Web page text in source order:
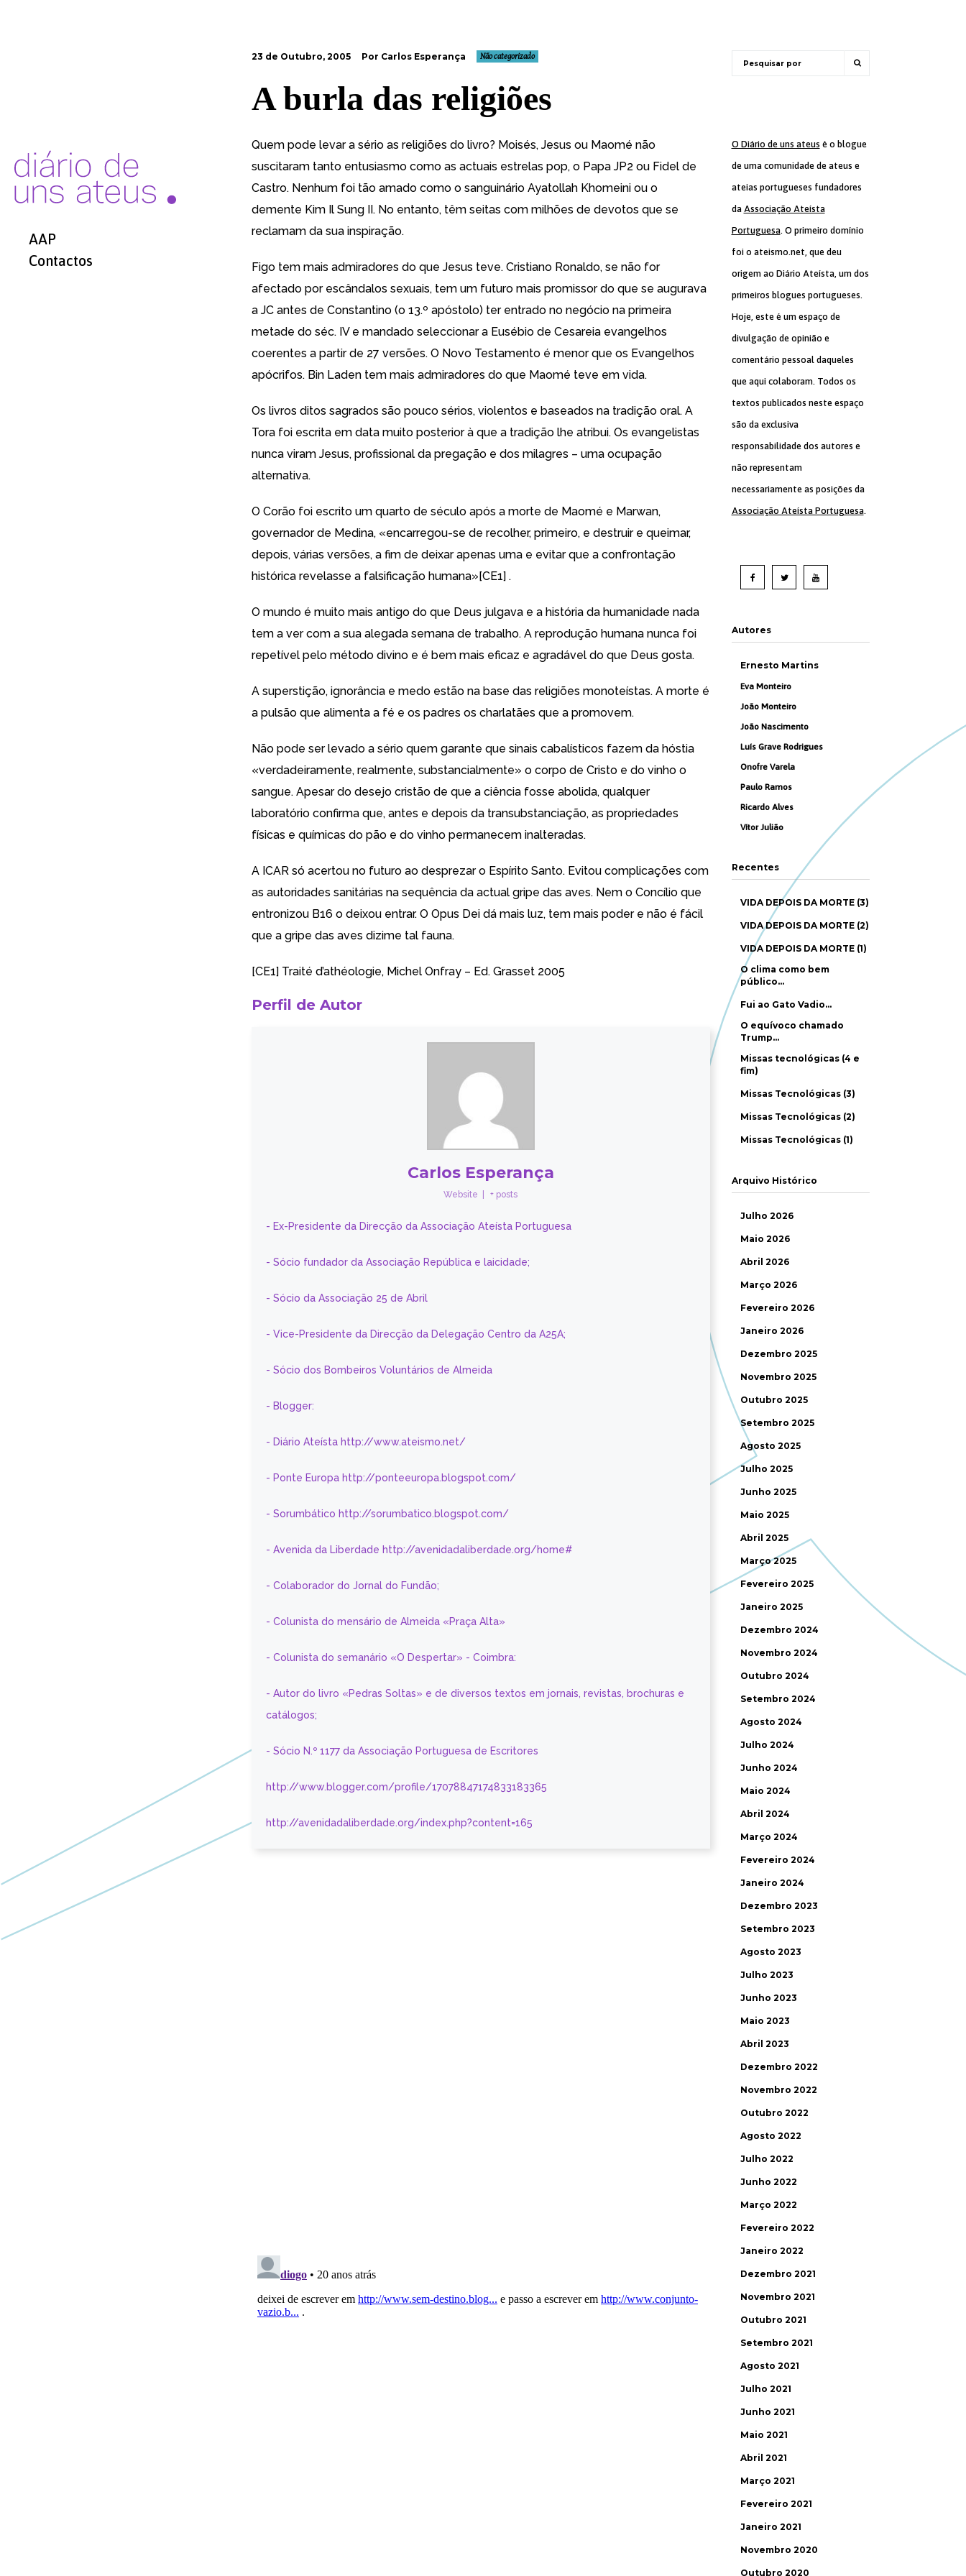
AAP
Contactos
23 de Outubro, 2005 Por Carlos Esperança Não categorizado
A burla das religiões
Quem pode levar a sério as religiões do livro? Moisés, Jesus ou Maomé não
suscitaram tanto entusiasmo como as actuais estrelas pop, o Papa JP2 ou Fidel de
Castro. Nenhum foi tão amado como o sanguinário Ayatollah Khomeini ou o
demente Kim Il Sung II. No entanto, têm seitas com milhões de devotos que se
reclamam da sua inspiração.
Figo tem mais admiradores do que Jesus teve. Cristiano Ronaldo, se não for
afectado por escândalos sexuais, tem um futuro mais promissor do que se augurava
a JC antes de Constantino (o 13.º apóstolo) ter entrado no negócio na primeira
metade do séc. IV e mandado seleccionar a Eusébio de Cesareia evangelhos
coerentes a partir de 27 versões. O Novo Testamento é menor que os Evangelhos
apócrifos. Bin Laden tem mais admiradores do que Maomé teve em vida.
Os livros ditos sagrados são pouco sérios, violentos e baseados na tradição oral. A
Tora foi escrita em data muito posterior à que a tradição lhe atribui. Os evangelistas
nunca viram Jesus, profissional da pregação e dos milagres – uma ocupação
alternativa.
O Corão foi escrito um quarto de século após a morte de Maomé e Marwan,
governador de Medina, «encarregou-se de recolher, primeiro, e destruir e queimar,
depois, várias versões, a fim de deixar apenas uma e evitar que a confrontação
histórica revelasse a falsificação humana»[CE1] .
O mundo é muito mais antigo do que Deus julgava e a história da humanidade nada
tem a ver com a sua alegada semana de trabalho. A reprodução humana nunca foi
repetível pelo método divino e é bem mais eficaz e agradável do que Deus gosta.
A superstição, ignorância e medo estão na base das religiões monoteístas. A morte é
a pulsão que alimenta a fé e os padres os charlatães que a promovem.
Não pode ser levado a sério quem garante que sinais cabalísticos fazem da hóstia
«verdadeiramente, realmente, substancialmente» o corpo de Cristo e do vinho o
sangue. Apesar do desejo cristão de que a ciência fosse abolida, qualquer
laboratório confirma que, antes e depois da transubstanciação, as propriedades
físicas e químicas do pão e do vinho permanecem inalteradas.
A ICAR só acertou no futuro ao desprezar o Espírito Santo. Evitou complicações com
as autoridades sanitárias na sequência da actual gripe das aves. Nem o Concílio que
entronizou B16 o deixou entrar. O Opus Dei dá mais luz, tem mais poder e não é fácil
que a gripe das aves dizime tal fauna.
[CE1] Traité d’athéologie, Michel Onfray – Ed. Grasset 2005
Perfil de Autor
Carlos Esperança
Website + posts
- Ex-Presidente da Direcção da Associação Ateísta Portuguesa
- Sócio fundador da Associação República e laicidade;
- Sócio da Associação 25 de Abril
- Vice-Presidente da Direcção da Delegação Centro da A25A;
- Sócio dos Bombeiros Voluntários de Almeida
- Blogger:
- Diário Ateísta http://www.ateismo.net/
- Ponte Europa http://ponteeuropa.blogspot.com/
- Sorumbático http://sorumbatico.blogspot.com/
- Avenida da Liberdade http://avenidadaliberdade.org/home#
- Colaborador do Jornal do Fundão;
- Colunista do mensário de Almeida «Praça Alta»
- Colunista do semanário «O Despertar» - Coimbra:
- Autor do livro «Pedras Soltas» e de diversos textos em jornais, revistas, brochuras e
catálogos;
- Sócio N.º 1177 da Associação Portuguesa de Escritores
http://www.blogger.com/profile/17078847174833183365
http://avenidadaliberdade.org/index.php?content=165
O Diário de uns ateus é o blogue
de uma comunidade de ateus e
ateias portugueses fundadores
da Associação Ateísta
Portuguesa. O primeiro domínio
foi o ateismo.net, que deu
origem ao Diário Ateísta, um dos
primeiros blogues portugueses.
Hoje, este é um espaço de
divulgação de opinião e
comentário pessoal daqueles
que aqui colaboram. Todos os
textos publicados neste espaço
são da exclusiva
responsabilidade dos autores e
não representam
necessariamente as posições da
Associação Ateísta Portuguesa.
Autores
Ernesto Martins
Eva Monteiro
João Monteiro
João Nascimento
Luís Grave Rodrigues
Onofre Varela
Paulo Ramos
Ricardo Alves
Vítor Julião
Recentes
VIDA DEPOIS DA MORTE (3)
VIDA DEPOIS DA MORTE (2)
VIDA DEPOIS DA MORTE (1)
O clima como bem
público…
Fui ao Gato Vadio…
O equívoco chamado
Trump…
Missas tecnológicas (4 e
fim)
Missas Tecnológicas (3)
Missas Tecnológicas (2)
Missas Tecnológicas (1)
Arquivo Histórico
Julho 2026
Maio 2026
Abril 2026
Março 2026
Fevereiro 2026
Janeiro 2026
Dezembro 2025
Novembro 2025
Outubro 2025
Setembro 2025
Agosto 2025
Julho 2025
Junho 2025
Maio 2025
Abril 2025
Março 2025
Fevereiro 2025
Janeiro 2025
Dezembro 2024
Novembro 2024
Outubro 2024
Setembro 2024
Agosto 2024
Julho 2024
Junho 2024
Maio 2024
Abril 2024
Março 2024
Fevereiro 2024
Janeiro 2024
Dezembro 2023
Setembro 2023
Agosto 2023
Julho 2023
Junho 2023
Maio 2023
Abril 2023
Dezembro 2022
Novembro 2022
Outubro 2022
Agosto 2022
Julho 2022
Junho 2022
Março 2022
Fevereiro 2022
Janeiro 2022
Dezembro 2021
Novembro 2021
Outubro 2021
Setembro 2021
Agosto 2021
Julho 2021
Junho 2021
Maio 2021
Abril 2021
Março 2021
Fevereiro 2021
Janeiro 2021
Novembro 2020
Outubro 2020